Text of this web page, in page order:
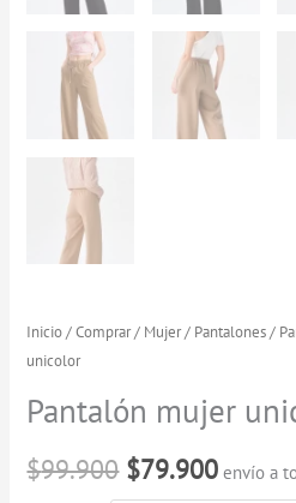
Inicio/Comprar/ Mujer/ Pantalones/
unicolor
Pantalón mujer
$99.900
El
original
era:
$79.900
El
es:
envío a
Pantalón
mujer
unicolor
cantidad